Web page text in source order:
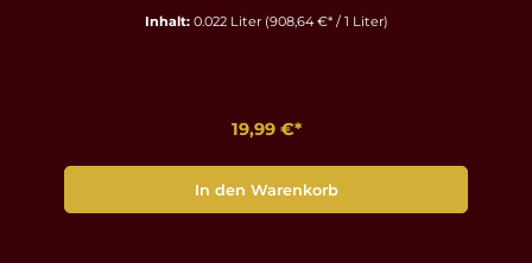
Inhalt: 0.022 Liter (908,64 €* / 1 Liter)
19,99 €*
In den Warenkorb